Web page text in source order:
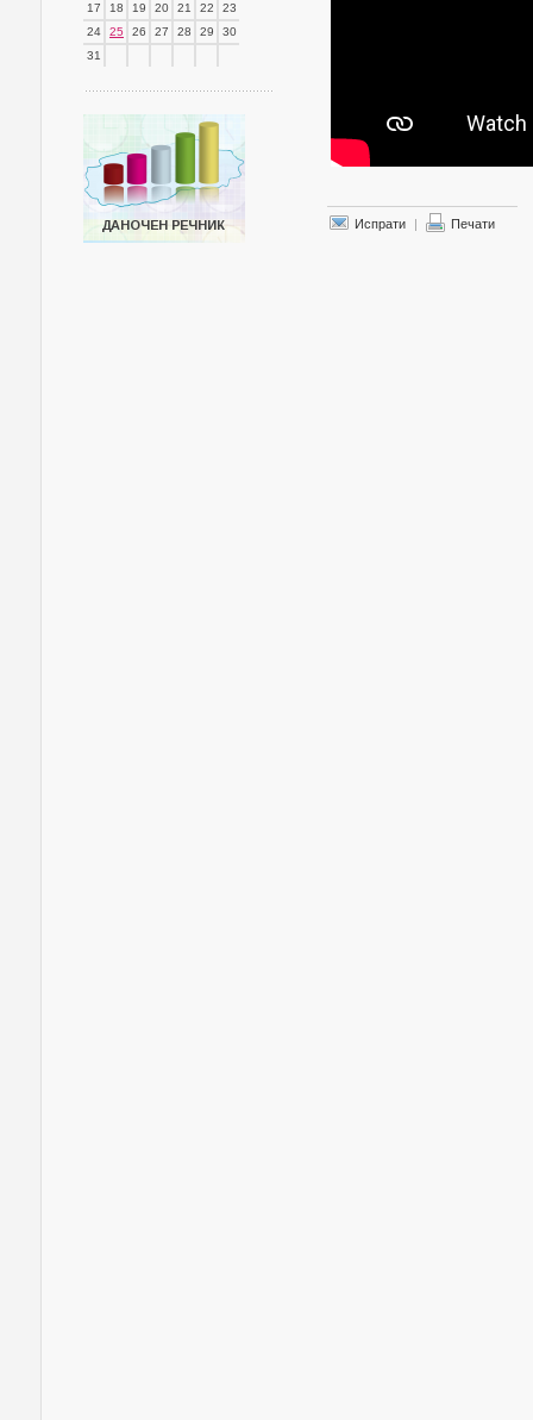
17
18 19 20 21 22
23
24
25 26 27 28 29
30
31
Испрати | Печати